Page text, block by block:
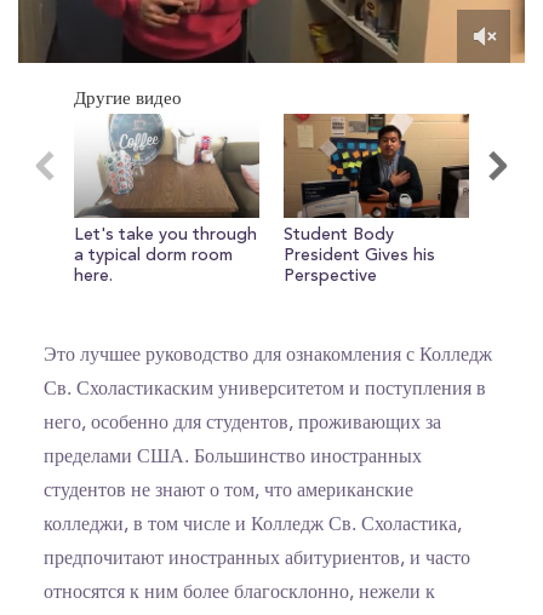
seconds
Другие видео
Let's take you through
a typical dorm room
here.
Student Body
President Gives his
Perspective
Это лучшее руководство для ознакомления с Колледж
Св. Схоластикаским университетом и поступления в
него, особенно для студентов, проживающих за
пределами США. Большинство иностранных
студентов не знают о том, что американские
колледжи, в том числе и Колледж Св. Схоластика,
предпочитают иностранных абитуриентов, и часто
относятся к ним более благосклонно, нежели к